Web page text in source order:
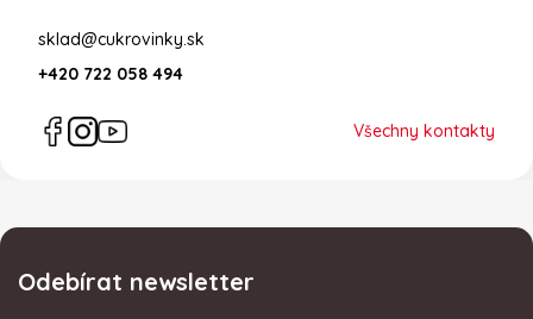
sklad@cukrovinky.sk
+420 722 058 494
Všechny kontakty
Odebírat newsletter